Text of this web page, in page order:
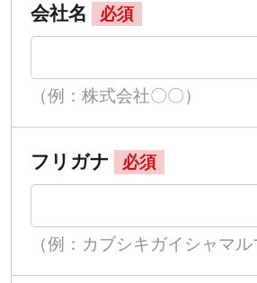
会社名 必須
（例：株式会社〇〇）
フリガナ 必須
（例：カブシキガイシャマル